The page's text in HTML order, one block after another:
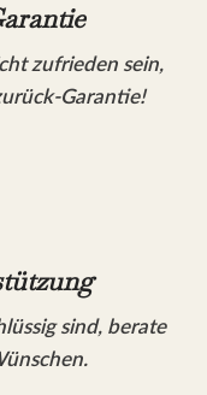
zufrieden sein,
Garantie!
sind, berate